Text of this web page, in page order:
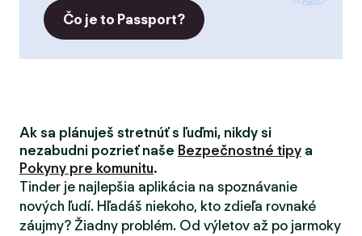
Čo je to Passport?
Ak sa plánuješ stretnúť s ľuďmi, nikdy si
nezabudni pozrieť naše Bezpečnostné tipy a
Pokyny pre komunitu.
Tinder je najlepšia aplikácia na spoznávanie
nových ľudí. Hľadáš niekoho, kto zdieľa rovnaké
záujmy? Žiadny problém. Od výletov až po jarmoky